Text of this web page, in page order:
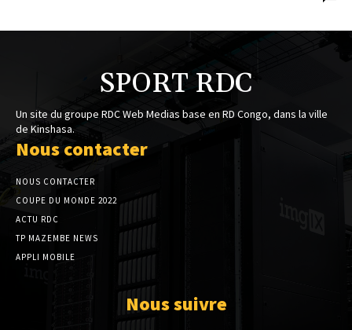
SPORT RDC
Un site du groupe RDC Web Medias base en RD Congo, dans la ville
de Kinshasa.
Nous contacter
NOUS CONTACTER
COUPE DU MONDE 2022
ACTU RDC
TP MAZEMBE NEWS
APPLI MOBILE
Nous suivre